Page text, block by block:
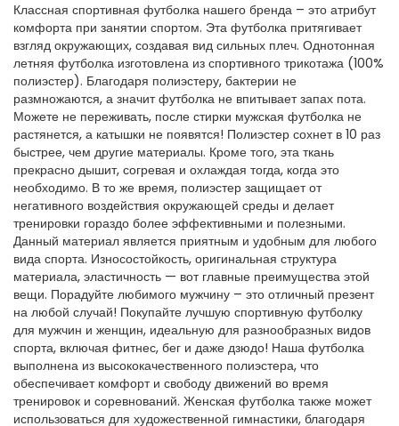
Классная спортивная футболка нашего бренда – это атрибут
комфорта при занятии спортом. Эта футболка притягивает
взгляд окружающих, создавая вид сильных плеч. Однотонная
летняя футболка изготовлена из спортивного трикотажа (100%
полиэстер). Благодаря полиэстеру, бактерии не
размножаются, а значит футболка не впитывает запах пота.
Можете не переживать, после стирки мужская футболка не
растянется, а катышки не появятся! Полиэстер сохнет в 10 раз
быстрее, чем другие материалы. Кроме того, эта ткань
прекрасно дышит, согревая и охлаждая тогда, когда это
необходимо. В то же время, полиэстер защищает от
негативного воздействия окружающей среды и делает
тренировки гораздо более эффективными и полезными.
Данный материал является приятным и удобным для любого
вида спорта. Износостойкость, оригинальная структура
материала, эластичность — вот главные преимущества этой
вещи. Порадуйте любимого мужчину – это отличный презент
на любой случай! Покупайте лучшую спортивную футболку
для мужчин и женщин, идеальную для разнообразных видов
спорта, включая фитнес, бег и даже дзюдо! Наша футболка
выполнена из высококачественного полиэстера, что
обеспечивает комфорт и свободу движений во время
тренировок и соревнований. Женская футболка также может
использоваться для художественной гимнастики, благодаря